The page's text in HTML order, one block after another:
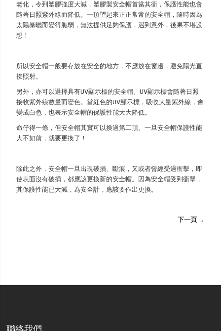
老化，令到塑膠強度大減，塑膠製安全帽首當其衝，保護性能也會
隨著日照紫外線而降低。一頂望起來正正常常的安全帽，隨時因為
太陽暴曬而變得脆弱，無法提供足夠保護，遇到意外，後果不堪設
想！
所以安全帽一般要存放在安全的地方，不應放在窗邊，避免陽光直
接照射。
另外，亦可以選擇具有UV顯示標的安全帽。UV顯示標會隨著日照
接收紫外線數量而變色。當紅色的UV顯示標，吸收大量紫外線，會
變成白色，也表示安全帽的保護性能大大降低。
命仔得一條，但安全帽其實可以換過第二頂。一旦安全帽保護性能
大不如前，就要更換了！
除此之外，安全帽一旦出現破損、斷痕，又或者曾經受過衝擊，即
使表面沒有破損，都應該更換新的安全帽。因為安全帽受到衝擊，
其保護性能已大減，為安全計，應該要作出更換。
下一頁 →